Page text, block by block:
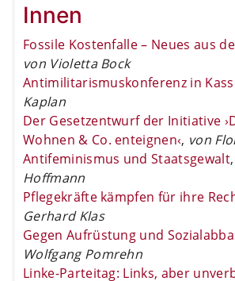
Innen
Fossile Kostenfalle – Neues aus
von Violetta Bock
Antimilitarismuskonferenz in
Kaplan
Der Gesetzentwurf der Initiative
Wohnen & Co. enteignen‹, von
Antifeminismus und Staatsgewalt,
Hoffmann
Pflegekräfte kämpfen für ihre
Gerhard Klas
Gegen Aufrüstung und
Wolfgang Pomrehn
Linke-Parteitag: Links, aber